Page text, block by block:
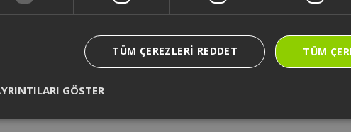
Filtreli Elektrikli Süpürge hazne kısmına su katılabiliyor mu?
Filtreli Elektrikli Süpürge hız ayar düğmesi var mı?
Filtreli Elektrikli Süpürgenin Toz Hazne Kapasitesi nedir?
TÜM
TÜM ÇEREZLERI REDDET
GÖSTER